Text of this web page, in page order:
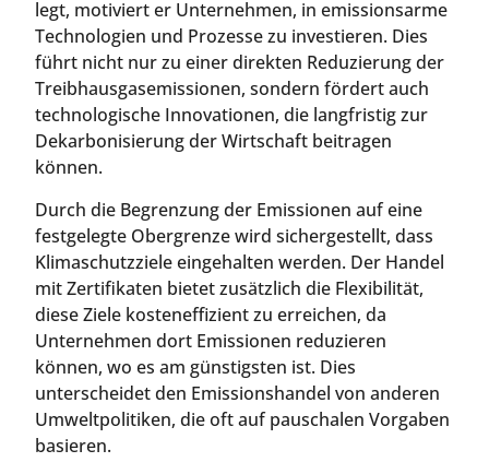
legt, motiviert er Unternehmen, in emissionsarme
Technologien und Prozesse zu investieren. Dies
führt nicht nur zu einer direkten Reduzierung der
Treibhausgasemissionen, sondern fördert auch
technologische Innovationen, die langfristig zur
Dekarbonisierung der Wirtschaft beitragen
können.
Durch die Begrenzung der Emissionen auf eine
festgelegte Obergrenze wird sichergestellt, dass
Klimaschutzziele eingehalten werden. Der Handel
mit Zertifikaten bietet zusätzlich die Flexibilität,
diese Ziele kosteneffizient zu erreichen, da
Unternehmen dort Emissionen reduzieren
können, wo es am günstigsten ist. Dies
unterscheidet den Emissionshandel von anderen
Umweltpolitiken, die oft auf pauschalen Vorgaben
basieren.